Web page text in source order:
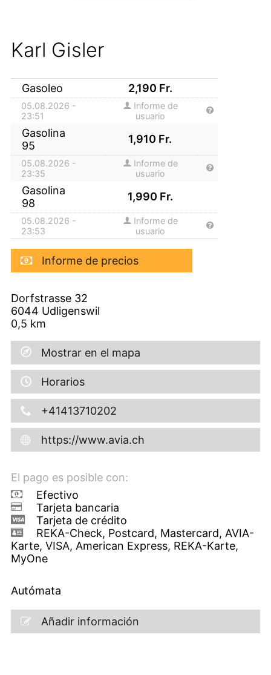
Karl Gisler
Gasoleo 2,190 Fr.
05.08.2026 -
23:51
Informe de
usuario
Gasolina
95
1,910 Fr.
05.08.2026 -
23:35
Informe de
usuario
Gasolina
98
1,990 Fr.
05.08.2026 -
23:53
Informe de
usuario
Informe de precios
Dorfstrasse 32
6044 Udligenswil
0,5 km
Mostrar en el mapa
Horarios
+41413710202
https://www.avia.ch
El pago es posible con:
Efectivo
Tarjeta bancaria
Tarjeta de crédito
REKA-Check, Postcard, Mastercard, AVIA-
Karte, VISA, American Express, REKA-Karte,
MyOne
Autómata
Añadir información